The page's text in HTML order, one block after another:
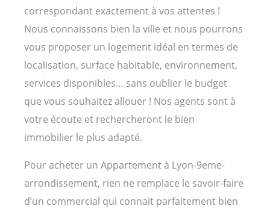
correspondant exactement à vos attentes !
Nous connaissons bien la ville et nous pourrons
vous proposer un logement idéal en termes de
localisation, surface habitable, environnement,
services disponibles… sans oublier le budget
que vous souhaitez allouer ! Nos agents sont à
votre écoute et rechercheront le bien
immobilier le plus adapté.
Pour acheter un Appartement à Lyon-9eme-
arrondissement, rien ne remplace le savoir-faire
d’un commercial qui connait parfaitement bien